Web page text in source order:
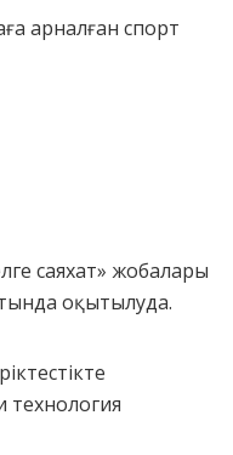
арналған спорт
саяхат» жобалары
оқытылуда.
технология